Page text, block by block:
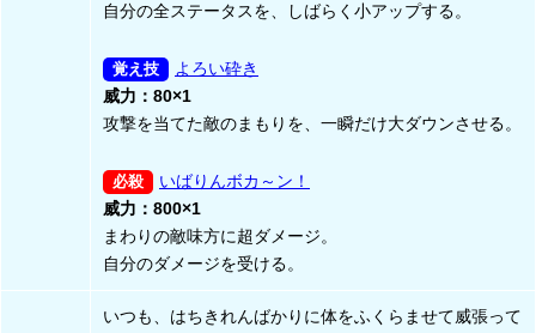
自分の全ステータスを、しばらく小アップする。
よろい砕き
威力：80×1
攻撃を当てた敵のまもりを、一瞬だけ大ダウンさせる。
いばりんボカ～ン！
威力：800×1
まわりの敵味方に超ダメージ。
自分のダメージを受ける。
いつも、はちきれんばかりに体をふくらませて威張って